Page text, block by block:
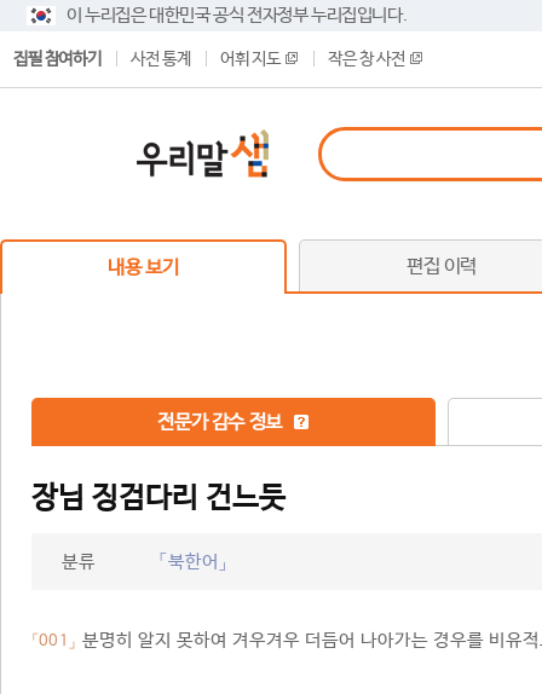
이 누리집은 대한민국 공식 전자정부 누리집입니다.
집필 참여하기 사전 통계 어휘 지도 작은 창 사전
내용 보기 편집 이력
전문가 감수 정보
장님 징검다리 건느듯
분류 「북한어」
「001」 분명히 알지 못하여 겨우겨우 더듬어 나아가는 경우를 비유